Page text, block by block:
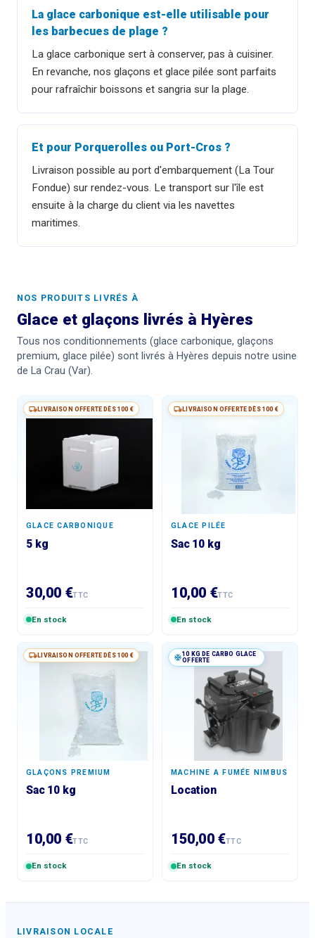
La glace carbonique est-elle utilisable pour
les barbecues de plage ?
La glace carbonique sert à conserver, pas à cuisiner.
En revanche, nos glaçons et glace pilée sont parfaits
pour rafraîchir boissons et sangria sur la plage.
Et pour Porquerolles ou Port-Cros ?
Livraison possible au port d'embarquement (La Tour
Fondue) sur rendez-vous. Le transport sur l'île est
ensuite à la charge du client via les navettes
maritimes.
NOS PRODUITS LIVRÉS À
Glace et glaçons livrés à Hyères
Tous nos conditionnements (glace carbonique, glaçons
premium, glace pilée) sont livrés à Hyères depuis notre usine
de La Crau (Var).
LIVRAISON OFFERTE DÈS 100 €
GLACE CARBONIQUE
5 kg
30,00 €TTC
En stock
LIVRAISON OFFERTE DÈS 100 €
GLACE PILÉE
Sac 10 kg
10,00 €TTC
En stock
LIVRAISON OFFERTE DÈS 100 €
GLAÇONS PREMIUM
Sac 10 kg
10,00 €TTC
En stock
10 KG DE CARBO GLACE
OFFERTE
MACHINE A FUMÉE NIMBUS
Location
150,00 €TTC
En stock
LIVRAISON LOCALE